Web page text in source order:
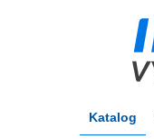
Katalog